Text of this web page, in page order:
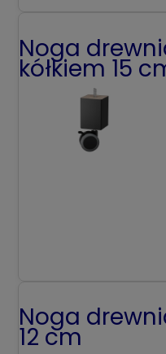
Noga
kółkiem 15
Noga
12 cm